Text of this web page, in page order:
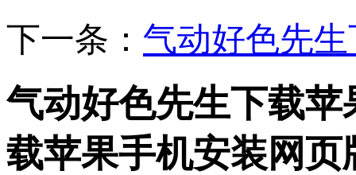
下一条： 气动好色先
气动好色先生下载
载苹果手机安装网